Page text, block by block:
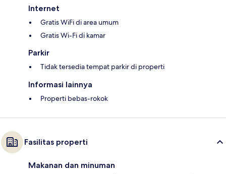
Internet
Gratis WiFi di area umum
Gratis Wi-Fi di kamar
Parkir
Tidak tersedia tempat parkir di properti
Informasi lainnya
Properti bebas-rokok
Fasilitas properti
Makanan dan minuman